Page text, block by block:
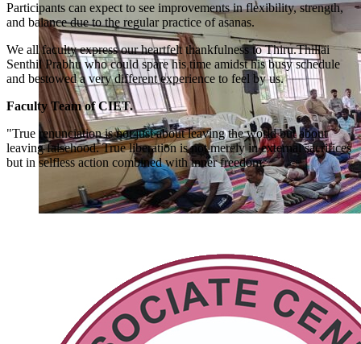
Participants can expect to see improvements in flexibility, strength,
and balance due to the regular practice of asanas.
We all faculty express our heartfelt thankfulness to Thiru.Thillai
Senthil Prabhu who could spare his time amidst his busy schedule
and bestowed a very different experience to feel by us.
Faculty Team of CIET.
"True renunciation is not just about leaving the world but about
leaving falsehood. True liberation is not merely in external sacrifices
but in selfless action combined with inner freedom.